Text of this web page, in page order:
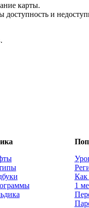
карты.
доступность и
Как
1